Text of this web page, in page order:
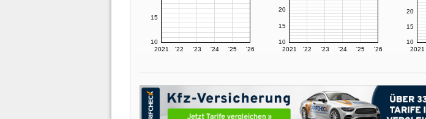
2021 '22 '23 '24 '25 '26
10
15
2021 '22 '23 '24 '25 '26
10
15
20
2021
10
15
20